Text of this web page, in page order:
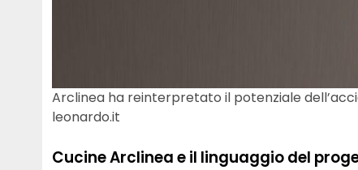
Arclinea ha reinterpretato il potenziale
leonardo.it
Cucine Arclinea e il linguaggio del